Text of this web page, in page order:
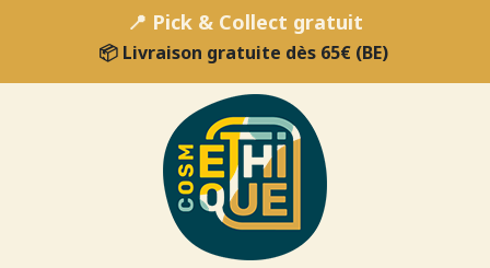
📍 Pick & Collect gratuit
📦 Livraison gratuite dès 65€ (BE)